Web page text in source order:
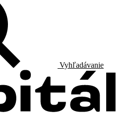
Vyhľadávanie